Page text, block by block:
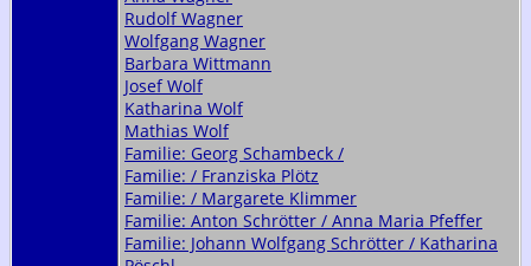
Rudolf Wagner
Wolfgang Wagner
Barbara Wittmann
Josef Wolf
Katharina Wolf
Mathias Wolf
Familie: Georg Schambeck /
Familie: / Franziska Plötz
Familie: / Margarete Klimmer
Familie: Anton Schrötter / Anna Maria Pfeffer
Familie: Johann Wolfgang Schrötter / Katharina